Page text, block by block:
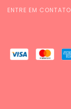
ENTRE EM CONTATO